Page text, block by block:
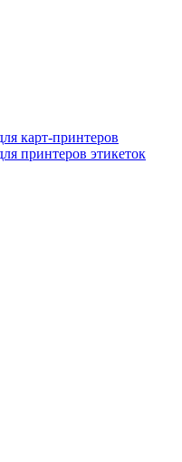
карт-принтеров
принтеров этикеток